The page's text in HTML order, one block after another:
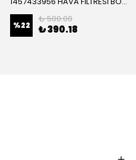
%22
₺ 500.00
₺ 390.18